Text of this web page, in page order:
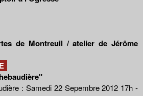
de Montreuil / atelier de Jérôme
: Samedi 22 Sepembre 2012 17h -